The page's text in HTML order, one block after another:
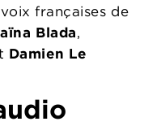
françaises de
Blada,
Damien Le